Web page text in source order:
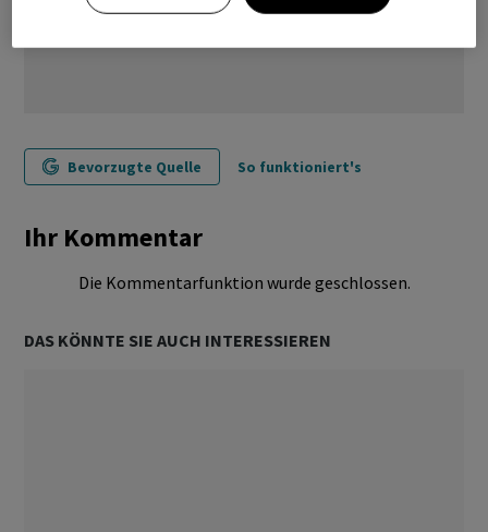
Bevorzugte Quelle So funktioniert's
Ihr Kommentar
Die Kommentarfunktion wurde geschlossen.
DAS KÖNNTE SIE AUCH INTERESSIEREN